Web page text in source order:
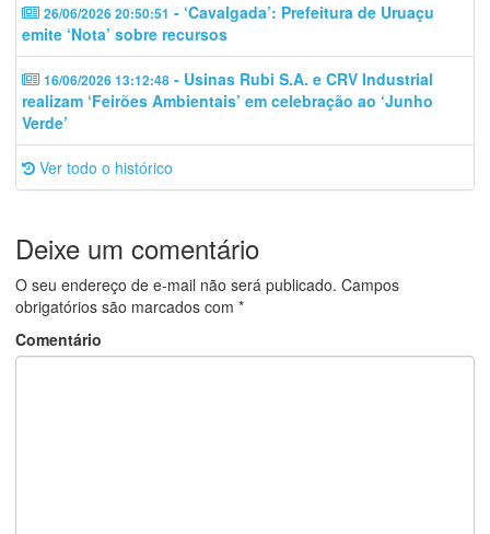
26/06/2026 20:50:51 - ‘Cavalgada’: Prefeitura de Uruaçu
emite ‘Nota’ sobre recursos
16/06/2026 13:12:48 - Usinas Rubi S.A. e CRV Industrial
realizam ‘Feirões Ambientais’ em celebração ao ‘Junho
Verde’
Ver todo o histórico
Deixe um comentário
O seu endereço de e-mail não será publicado. Campos
obrigatórios são marcados com *
Comentário